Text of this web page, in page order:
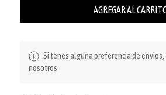
AGREGAR AL
Si tenes alguna preferencia de envios,
nosotros